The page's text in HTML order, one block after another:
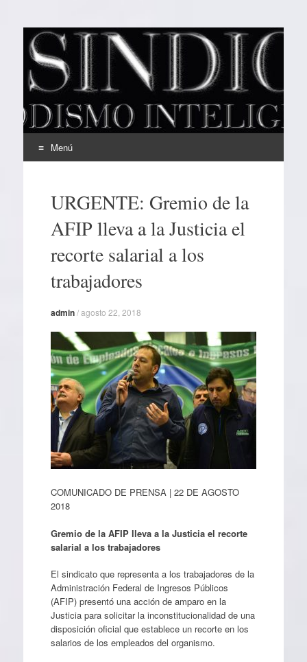
EL SINDICAL
Periodismo Inteligente
Menú
contenidoURGENTE: Gremio de la
AFIP lleva a la Justicia el
recorte salarial a los
trabajadores
admin/agosto 22, 2018
COMUNICADO DE PRENSA | 22 DE AGOSTO
2018
Gremio de la AFIP lleva a la Justicia el recorte
salarial a los trabajadores
El sindicato que representa a los trabajadores de la
Administración Federal de Ingresos Públicos
(AFIP) presentó una acción de amparo en la
Justicia para solicitar la inconstitucionalidad de una
disposición oficial que establece un recorte en los
salarios de los empleados del organismo.